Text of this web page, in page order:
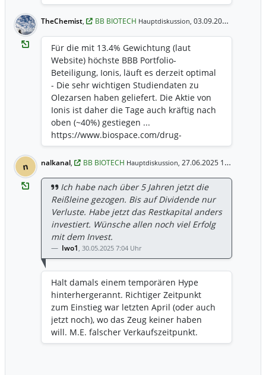
TheChemist, BB BIOTECH Hauptdiskussion, 03.09.2025 20:47 Uhr
Für die mit 13.4% Gewichtung (laut
Website) höchste BBB Portfolio-
Beteiligung, Ionis, läuft es derzeit optimal
- Die sehr wichtigen Studiendaten zu
Olezarsen haben geliefert. Die Aktie von
Ionis ist daher die Tage auch kräftig nach
oben (~40%) gestiegen ...
https://www.biospace.com/drug-
development/ionis-tryngolza-hits-best-
case-scenario-in-late-stage-triglyceride-
n nalkanal, BB BIOTECH Hauptdiskussion, 27.06.2025 11:18 Uhr
Ich habe nach über 5 Jahren jetzt die
Reißleine gezogen. Bis auf Dividende nur
Verluste. Habe jetzt das Restkapital anders
investiert. Wünsche allen noch viel Erfolg
mit dem Invest.
Iwo1, 30.05.2025 7:04 Uhr
Halt damals einem temporären Hype
hinterhergerannt. Richtiger Zeitpunkt
zum Einstieg war letzten April (oder auch
jetzt noch), wo das Zeug keiner haben
will. M.E. falscher Verkaufszeitpunkt.